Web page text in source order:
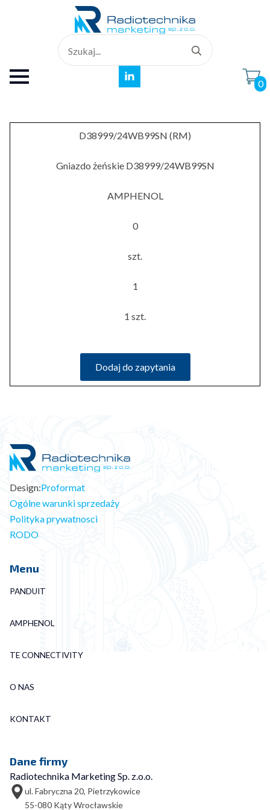
for:
0
D38999/24WB99SN (RM)
Gniazdo żeńskie D38999/24WB99SN
AMPHENOL
0
szt.
1
1 szt.
Dodaj do zapytania
Design:Proformat
Ogólne warunki sprzedaży
Polityka prywatnosci
RODO
Menu
PANDUIT
AMPHENOL
TE CONNECTIVITY
O NAS
KONTAKT
Dane firmy
Radiotechnika Marketing Sp. z.o.o.
ul. Fabryczna 20, Pietrzykowice
55-080 Kąty Wrocławskie